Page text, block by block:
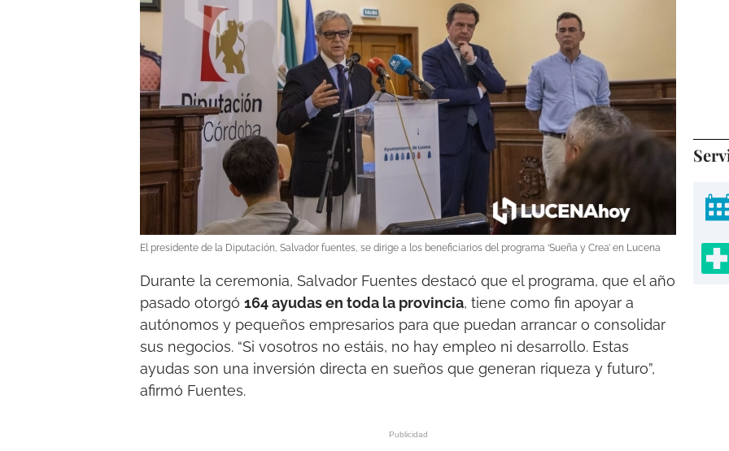
El presidente de la Diputación, Salvador fuentes, se dirige a los beneficiarios del programa ‘Sueña y Crea’ en Lucena
Durante la ceremonia, Salvador Fuentes destacó que el programa, que el año
pasado otorgó 164 ayudas en toda la provincia, tiene como fin apoyar a
autónomos y pequeños empresarios para que puedan arrancar o consolidar
sus negocios. “Si vosotros no estáis, no hay empleo ni desarrollo. Estas
ayudas son una inversión directa en sueños que generan riqueza y futuro”,
afirmó Fuentes.